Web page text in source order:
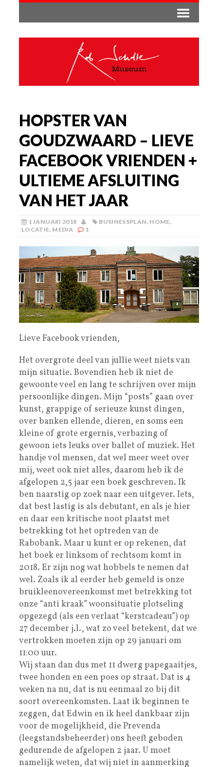
HOPSTER VAN
GOUDZWAARD – LIEVE
FACEBOOK VRIENDEN +
ULTIEME AFSLUITING
VAN HET JAAR
1 JANUARI 2018 BUSINESSPLAN, HOME,
LOCATIE, MEDIA 1
Lieve Facebook vrienden,
Het overgrote deel van jullie weet niets van
mijn situatie. Bovendien heb ik niet de
gewoonte veel en lang te schrijven over mijn
persoonlijke dingen. Mijn “posts” gaan over
kunst, grappige of serieuze kunst dingen,
over banken ellende, dieren, en soms een
kleine of grote ergernis, verbazing of
gewoon iets leuks over ballet of muziek. Het
handje vol mensen, dat wel meer weet over
mij, weet ook niet alles, daarom heb ik de
afgelopen 2,5 jaar een boek geschreven. Ik
ben naarstig op zoek naar een uitgever. Iets,
dat best lastig is als debutant, en als je hier
en daar een kritische noot plaatst met
betrekking tot het optreden van de
Rabobank. Maar u kunt er op rekenen, dat
het boek er linksom of rechtsom komt in
2018. Er zijn nog wat hobbels te nemen dat
wel. Zoals ik al eerder heb gemeld is onze
bruikleenovereenkomst met betrekking tot
onze “anti kraak” woonsituatie plotseling
opgezegd (als een verlaat “kerstcadeau”) op
27 december j.l., wat zo veel betekent, dat we
vertrokken moeten zijn op 29 januari om
11:00 uur.
Wij staan dan dus met 11 dwerg papegaaitjes,
twee honden en een poes op straat. Dat is 4
weken na nu, dat is nu eenmaal zo bij dit
soort overeenkomsten. Laat ik beginnen te
zeggen, dat Edwin en ik heel dankbaar zijn
voor de mogelijkheid, die Prevenda
(leegstandsbeheerder) ons heeft geboden
gedurende de afgelopen 2 jaar. U moet
namelijk weten, dat wij niet in aanmerking